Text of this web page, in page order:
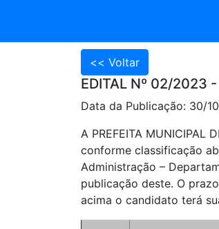
EDITAL Nº 02/2023
Data da Publicação: 30/
A PREFEITA MUNICIPAL
conforme classificação
Administração –
publicação deste. O
acima o candidato terá